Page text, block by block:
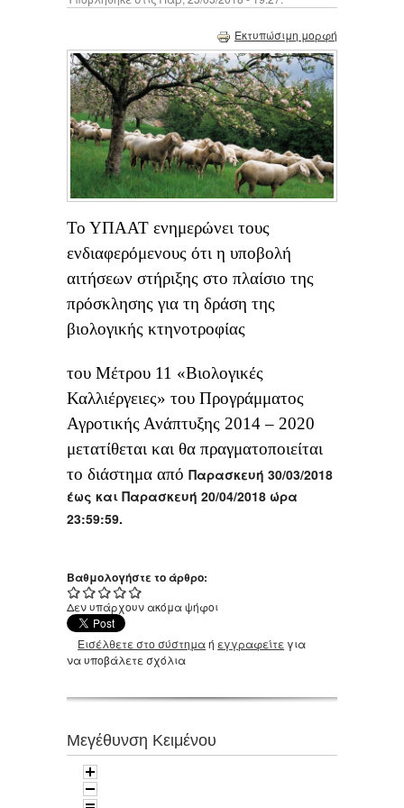
Εκτυπώσιμη μορφή
Το ΥΠΑΑΤ ενημερώνει τους
ενδιαφερόμενους ότι η υποβολή
αιτήσεων στήριξης στο πλαίσιο της
πρόσκλησης για τη δράση της
βιολογικής κτηνοτροφίας
του Μέτρου 11 «Βιολογικές
Καλλιέργειες» του Προγράμματος
Αγροτικής Ανάπτυξης 2014 – 2020
μετατίθεται και θα πραγματοποιείται
το διάστημα από Παρασκευή 30/03/2018
έως και Παρασκευή 20/04/2018 ώρα
23:59:59.
Βαθμολογήστε το άρθρο:
Δεν υπάρχουν ακόμα ψήφοι
Εισέλθετε στο σύστημαή εγγραφείτε για
να υποβάλετε σχόλια
Μεγέθυνση Κειμένου